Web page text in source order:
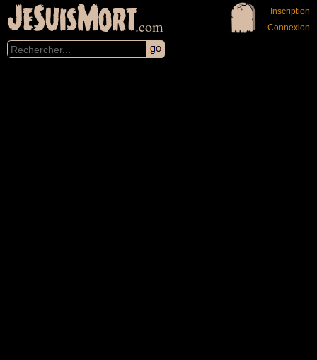
JeSuisMort.com
Inscription
Connexion